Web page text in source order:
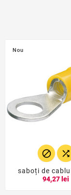
Nou
 
saboți de
94,27 lei